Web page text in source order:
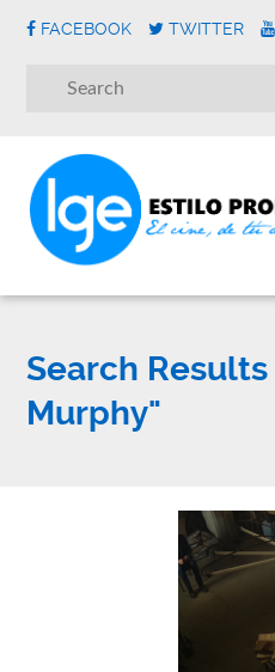
FACEBOOK TWITTER
Search
Murphy"